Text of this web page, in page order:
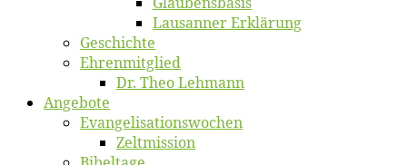
Lausan­ner Erklärung
Ge­schich­te
Eh­ren­mit­glied
Dr. Theo Lehmann
An­ge­bo­te
Evangelisa­tions­wo­chen
Zelt­mis­si­on